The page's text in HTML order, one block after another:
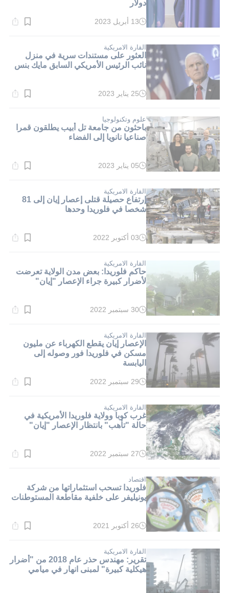
دولار
وقت
دقيقة.
13 أبريل 2023
القارة الامريكية
العثور على مستندات سرية في منزل
نائب الرئيس الأمريكي السابق مايك بنس
وقت
دقيقة.
25 يناير 2023
علوم وتكنولوجيا
باحثون من جامعة تل أبيب يطلقون قمرا
صناعيا نانويا إلى الفضاء
وقت
دقيقة.
05 يناير 2023
القارة الامريكية
إرتفاع حصيلة قتلى إعصار إيان إلى 81
شخصا في فلوريدا وحدها
وقت
دقيقة.
03 أكتوبر 2022
القارة الامريكية
حاكم فلوريدا: بعض مدن الولاية تعرضت
لأضرار كبيرة جراء الإعصار "إيان"
وقت
دقيقة.
30 سبتمبر 2022
القارة الامريكية
الإعصار إيان يقطع الكهرباء عن مليون
مسكن في فلوريدا فور وصوله إلى
اليابسة
وقت
دقيقة.
29 سبتمبر 2022
القارة الامريكية
غرب كوبا وولاية فلوريدا الأمريكية في
حالة "تأهب" بانتظار الإعصار "إيان"
وقت
دقيقة.
27 سبتمبر 2022
اقتصاد
فلوريدا تسحب استثماراتها من شركة
يونيليفر على خلفية مقاطعة المستوطنات
وقت
دقيقة.
26 أكتوبر 2021
القارة الامريكية
تقرير: مهندس حذر عام 2018 من "أضرار
هيكلية كبيرة" لمبنى انهار في ميامي